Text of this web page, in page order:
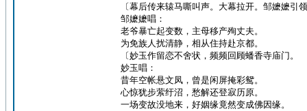
〔幕后传来辕马嘶叫声。大幕拉开。邹嬷嬷引
邹嬷嬷唱：
老爷暴亡起变数，主母移产殉丈夫。
为免族人扰清静，相从住持赴京都。
〔妙玉作留恋不舍状，频频回顾蟠香寺庙门。
妙玉唱：
昔年空帐悬文凤，曾是闲屏掩彩鸳。
心惊犹步萦纡沼，愁解还登寂历原。
一场变故没地来，好姻缘竟然变成佛因缘。